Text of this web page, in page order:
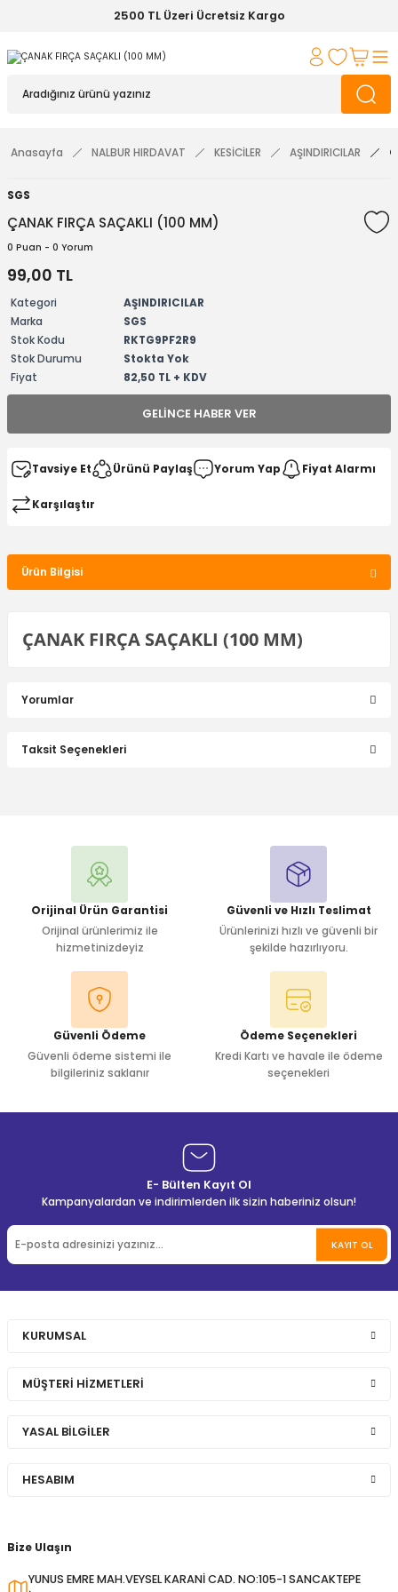
2500 TL Üzeri Ücretsiz Kargo
Anasayfa NALBUR HIRDAVAT KESİCİLER AŞINDIRICILAR
SGS
ÇANAK FIRÇA SAÇAKLI (100 MM)
0 Puan - 0 Yorum
99,00 TL
Kategori
AŞINDIRICILAR
Marka
SGS
Stok Kodu
RKTG9PF2R9
Stok Durumu
Stokta Yok
Fiyat
82,50 TL + KDV
GELINCE HABER VER
Tavsiye Et Ürünü Paylaş Yorum Yap Fiyat Alarmı
Karşılaştır
Ürün Bilgisi
ÇANAK FIRÇA SAÇAKLI (100 MM)
Yorumlar
Taksit Seçenekleri
Orijinal Ürün Garantisi
Orijinal ürünlerimiz ile
hizmetinizdeyiz
Güvenli ve Hızlı Teslimat
Ürünlerinizi hızlı ve güvenli bir
şekilde hazırlıyoru.
Güvenli Ödeme
Güvenli ödeme sistemi ile
bilgileriniz saklanır
Ödeme Seçenekleri
Kredi Kartı ve havale ile ödeme
seçenekleri
E- Bülten Kayıt Ol
Kampanyalardan ve indirimlerden ilk sizin haberiniz olsun!
KAYIT OL
Bize Ulaşın
YUNUS EMRE MAH.VEYSEL KARANİ CAD. NO:105-1 SANCAKTEPE
KURUMSAL
MÜŞTERİ HİZMETLERİ
YASAL BİLGİLER
HESABIM